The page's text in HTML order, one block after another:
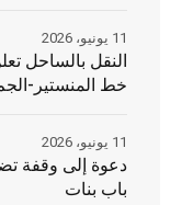
النقل بالساحل
خط المنستير-
11 يونيو، 2026
دعوة إلى وقفة
باب بنات
11 يونيو، 2026